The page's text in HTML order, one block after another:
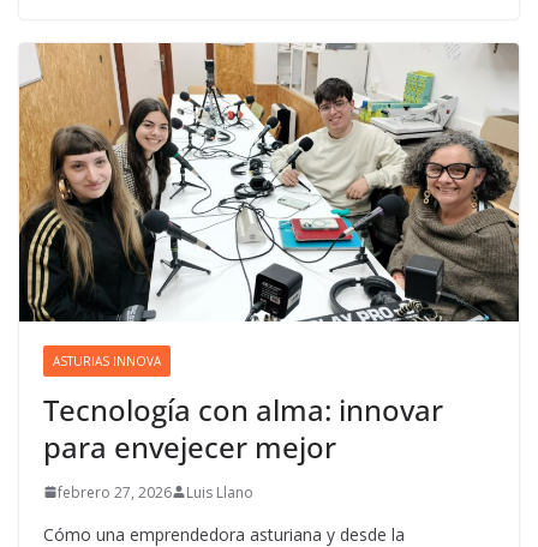
ASTURIAS INNOVA
Tecnología con alma: innovar
para envejecer mejor
febrero 27, 2026 Luis Llano
Cómo una emprendedora asturiana y desde la